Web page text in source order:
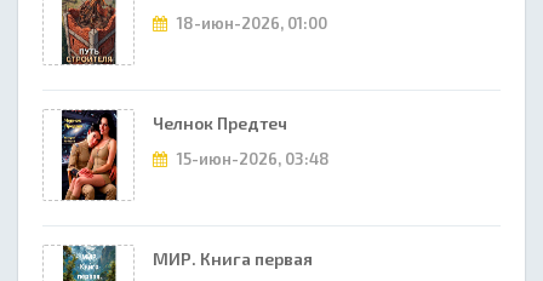
18-июн-2026, 01:00
Челнок Предтеч
15-июн-2026, 03:48
МИР. Книга первая